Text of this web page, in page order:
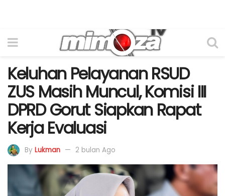
Keluhan Pelayanan RSUD
ZUS Masih Muncul, Komisi III
DPRD Gorut Siapkan Rapat
Kerja Evaluasi
By Lukman 2 bulan Ago